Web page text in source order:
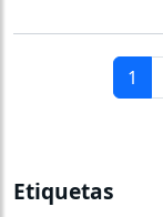
1
Etiquetas